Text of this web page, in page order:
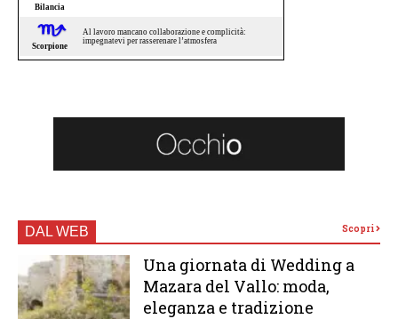
DAL WEB Scopri
Una giornata di Wedding a
Mazara del Vallo: moda,
eleganza e tradizione